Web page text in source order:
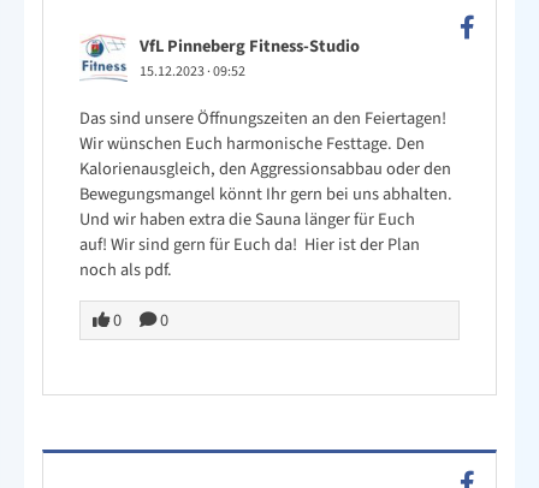
VfL Pinneberg Fitness-Studio
15.12.2023·09:52
Das sind unsere Öffnungszeiten an den Feiertagen!
Wir wünschen Euch harmonische Festtage. Den
Kalorienausgleich, den Aggressionsabbau oder den
Bewegungsmangel könnt Ihr gern bei uns abhalten.
Und wir haben extra die Sauna länger für Euch
auf! Wir sind gern für Euch da! Hier ist der Plan
noch als pdf.
0
0